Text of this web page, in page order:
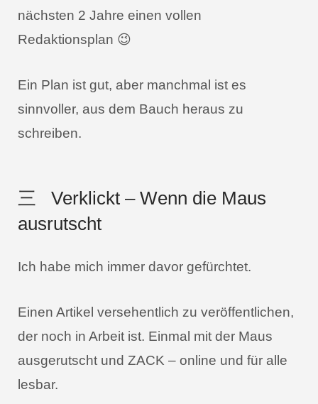
nächsten 2 Jahre einen vollen
Redaktionsplan 😉
Ein Plan ist gut, aber manchmal ist es
sinnvoller, aus dem Bauch heraus zu
schreiben.
三 Verklickt – Wenn die Maus
ausrutscht
Ich habe mich immer davor gefürchtet.
Einen Artikel versehentlich zu veröffentlichen,
der noch in Arbeit ist. Einmal mit der Maus
ausgerutscht und ZACK – online und für alle
lesbar.